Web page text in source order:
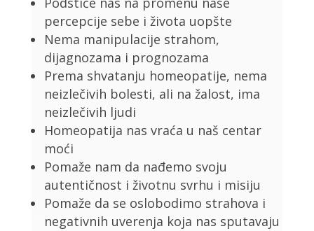
percepcije sebe i života uopšte
Nema manipulacije strahom,
dijagnozama i prognozama
Prema shvatanju homeopatije, nema
neizlečivih bolesti, ali na žalost, ima
neizlečivih ljudi
Homeopatija nas vraća u naš centar
moći
Pomaže nam da nađemo svoju
autentičnost i životnu svrhu i misiju
Pomaže da se oslobodimo strahova i
negativnih uverenja koja nas sputavaju